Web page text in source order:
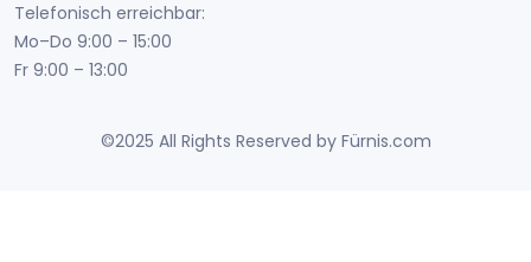
Telefonisch erreichbar:
Mo–Do 9:00 – 15:00
Fr 9:00 – 13:00
©2025 All Rights Reserved by Fürnis.com